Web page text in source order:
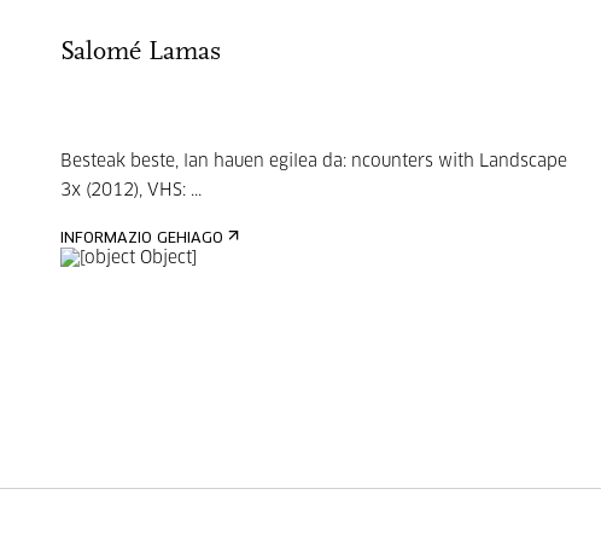
Salomé Lamas
Besteak beste, lan hauen egilea da: ncounters with Landscape
3x (2012), VHS: ...
INFORMAZIO GEHIAGO